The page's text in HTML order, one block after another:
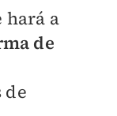
hará a
de
de